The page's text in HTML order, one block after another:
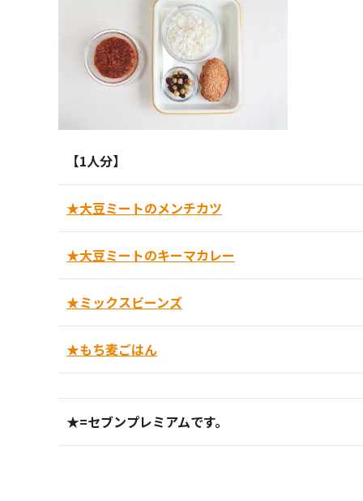
【1人分】
★大豆ミートのメンチカツ
★大豆ミートのキーマカレー
★ミックスビーンズ
★もち麦ごはん
★=セブンプレミアムです。